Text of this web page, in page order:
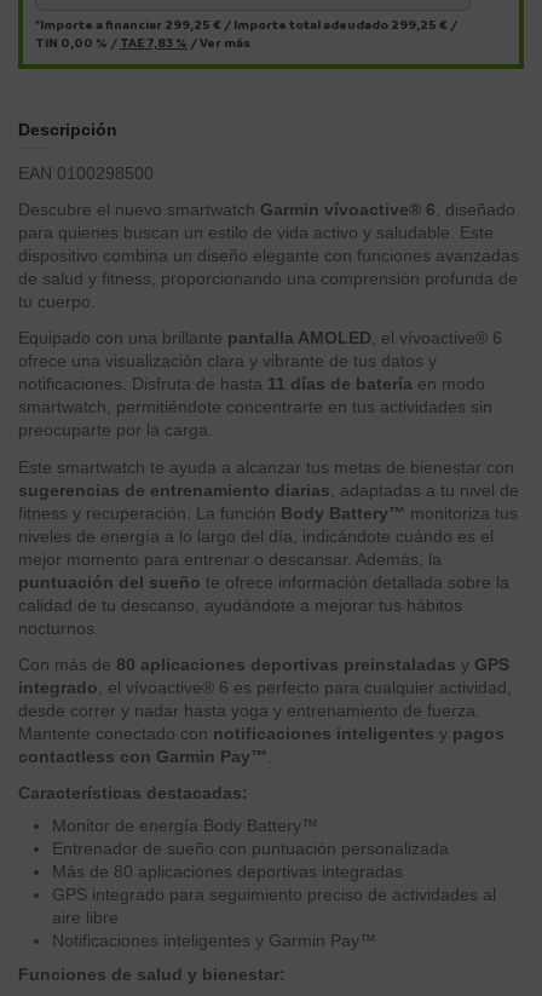
*Importe a financiar 299,25 € / Importe total adeudado 299,25 € /
TIN 0,00 % / TAE 7,83 % /Ver más
Descripción
EAN 0100298500
Descubre el nuevo smartwatch Garmin vívoactive® 6, diseñado
para quienes buscan un estilo de vida activo y saludable. Este
dispositivo combina un diseño elegante con funciones avanzadas
de salud y fitness, proporcionando una comprensión profunda de
tu cuerpo.
Equipado con una brillante pantalla AMOLED, el vívoactive® 6
ofrece una visualización clara y vibrante de tus datos y
notificaciones. Disfruta de hasta 11 días de batería en modo
smartwatch, permitiéndote concentrarte en tus actividades sin
preocuparte por la carga.
Este smartwatch te ayuda a alcanzar tus metas de bienestar con
sugerencias de entrenamiento diarias , adaptadas a tu nivel de
fitness y recuperación. La función Body Battery™ monitoriza tus
niveles de energía a lo largo del día, indicándote cuándo es el
mejor momento para entrenar o descansar. Además, la
puntuación del sueño te ofrece información detallada sobre la
calidad de tu descanso, ayudándote a mejorar tus hábitos
nocturnos.
Con más de 80 aplicaciones deportivas preinstaladas y GPS
integrado , el vívoactive® 6 es perfecto para cualquier actividad,
desde correr y nadar hasta yoga y entrenamiento de fuerza.
Mantente conectado con notificaciones inteligentes y pagos
contactless con Garmin Pay™
Características destacadas:
Monitor de energía Body Battery™
Entrenador de sueño con puntuación personalizada
Más de 80 aplicaciones deportivas integradas
GPS integrado para seguimiento preciso de actividades al
aire libre
Notificaciones inteligentes y Garmin Pay™
Funciones de salud y bienestar: